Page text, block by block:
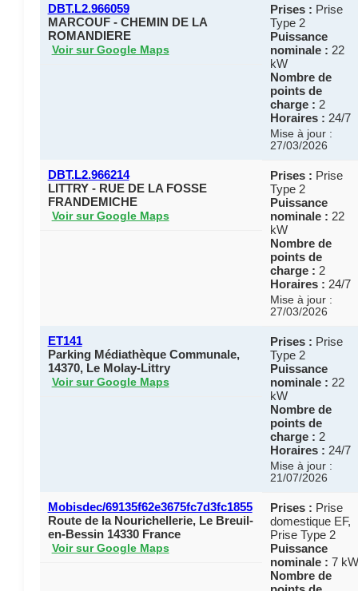
DBT.L2.966059
MARCOUF - CHEMIN DE LA
ROMANDIERE
Voir sur Google Maps
Prises : Prise
Type 2
Puissance
nominale : 22
kW
Nombre de
points de
charge : 2
Horaires : 24/7
Mise à jour :
27/03/2026
DBT.L2.966214
LITTRY - RUE DE LA FOSSE
FRANDEMICHE
Voir sur Google Maps
Prises : Prise
Type 2
Puissance
nominale : 22
kW
Nombre de
points de
charge : 2
Horaires : 24/7
Mise à jour :
27/03/2026
ET141
Parking Médiathèque Communale,
14370, Le Molay-Littry
Voir sur Google Maps
Prises : Prise
Type 2
Puissance
nominale : 22
kW
Nombre de
points de
charge : 2
Horaires : 24/7
Mise à jour :
21/07/2026
Mobisdec/69135f62e3675fc7d3fc1855
Route de la Nourichellerie, Le Breuil-
en-Bessin 14330 France
Voir sur Google Maps
Prises : Prise
domestique EF,
Prise Type 2
Puissance
nominale : 7 kW
Nombre de